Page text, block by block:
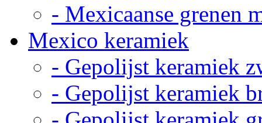
- Mexicaanse grenen
Mexico keramiek
- Gepolijst keramiek
- Gepolijst keramiek